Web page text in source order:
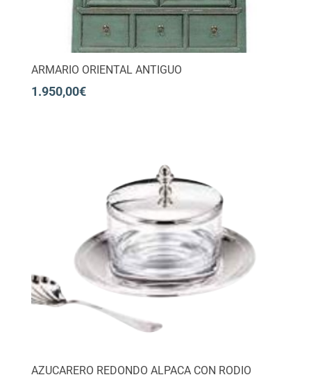
ARMARIO ORIENTAL ANTIGUO
1.950,00€
AZUCARERO REDONDO ALPACA CON RODIO